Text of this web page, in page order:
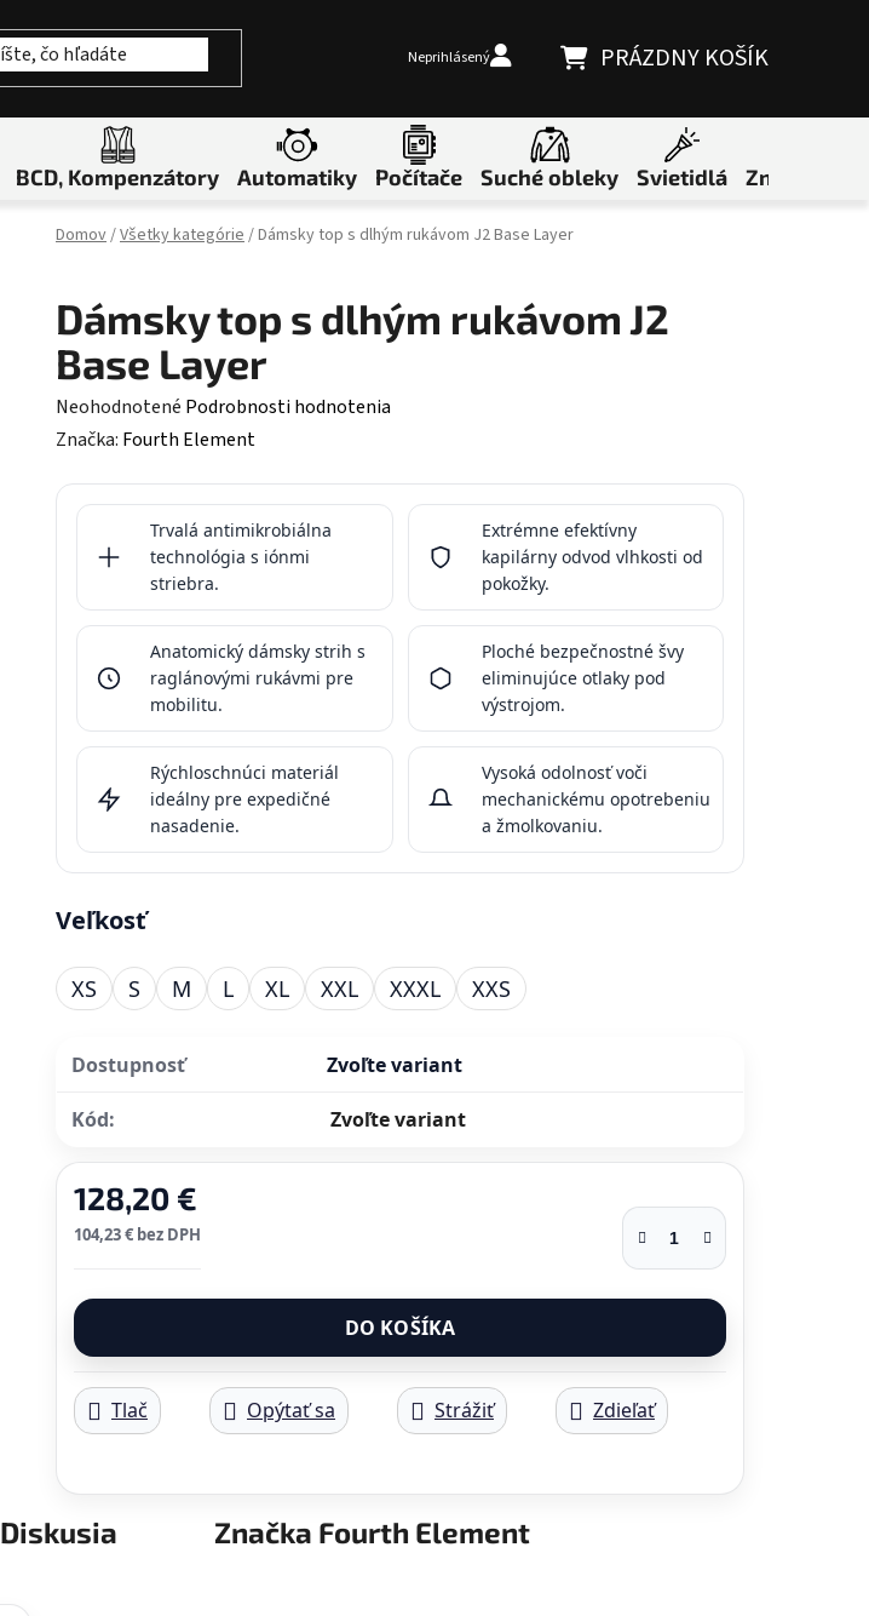
Neprihlásený PRÁZDNY KOŠÍK
BCD, Kompenzátory Automatiky Počítače Suché obleky Svietidlá Značky
Domov/Všetky kategórie/Dámsky top s dlhým rukávom J2 Base Layer
Dámsky top s dlhým rukávom J2
Base Layer
Priemerné hodnotenie produktu je 0,0 z 5 hviezdičiek.
Neohodnotené Podrobnosti hodnotenia
Značka: Fourth Element
Trvalá antimikrobiálna
technológia s iónmi
striebra.
Extrémne efektívny
kapilárny odvod vlhkosti od
pokožky.
Anatomický dámsky strih s
raglánovými rukávmi pre
mobilitu.
Ploché bezpečnostné švy
eliminujúce otlaky pod
výstrojom.
Rýchloschnúci materiál
ideálny pre expedičné
nasadenie.
Vysoká odolnosť voči
mechanickému opotrebeniu
a žmolkovaniu.
Veľkosť
XS S M L XL XXL XXXL XXS
Dostupnosť Zvoľte variant
Kód: Zvoľte variant
128,20 €
104,23 € bez DPH
DO KOŠÍKA
Tlač Opýtať sa Strážiť Zdieľať
Diskusia Značka Fourth Element